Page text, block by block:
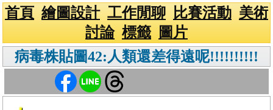
首頁 繪圖設計 工作閒聊 比賽活動 美術
討論 標籤
圖片
病毒株貼圖42:人類還差得遠呢!!!!!!!!!!